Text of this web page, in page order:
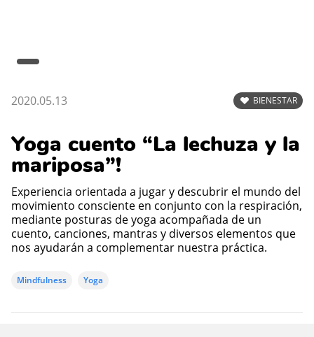
2020.05.13 BIENESTAR
Yoga cuento “La lechuza y la
mariposa”!
Experiencia orientada a jugar y descubrir el mundo del
movimiento consciente en conjunto con la respiración,
mediante posturas de yoga acompañada de un
cuento, canciones, mantras y diversos elementos que
nos ayudarán a complementar nuestra práctica.
Mindfulness Yoga